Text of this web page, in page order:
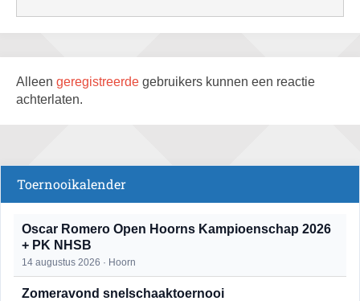
Alleen geregistreerde gebruikers kunnen een reactie
achterlaten.
Toernooikalender
Oscar Romero Open Hoorns Kampioenschap 2026
+ PK NHSB
14 augustus 2026 · Hoorn
Zomeravond snelschaaktoernooi